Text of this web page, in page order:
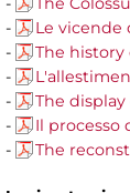
-
Le vicende
-
The
-
-
The display
-
Il processo
-
The